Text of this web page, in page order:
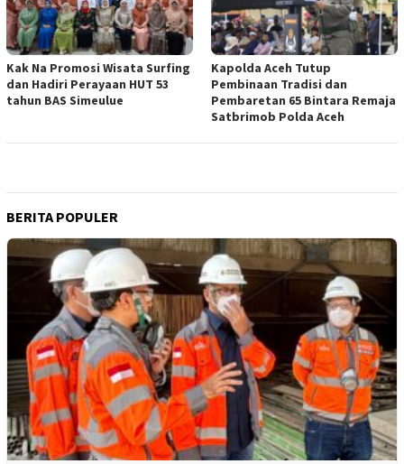
Kak Na Promosi Wisata Surfing
dan Hadiri Perayaan HUT 53
tahun BAS Simeulue
Kapolda Aceh Tutup
Pembinaan Tradisi dan
Pembaretan 65 Bintara Remaja
Satbrimob Polda Aceh
BERITA POPULER